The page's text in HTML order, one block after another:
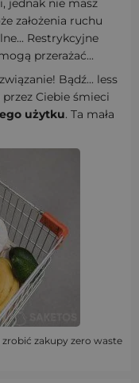
jednak nie masz
założenia ruchu
Restrykcyjne
przerażać...
Bądź... less
Ciebie śmieci
użytku. Ta mała
zakupy zero waste